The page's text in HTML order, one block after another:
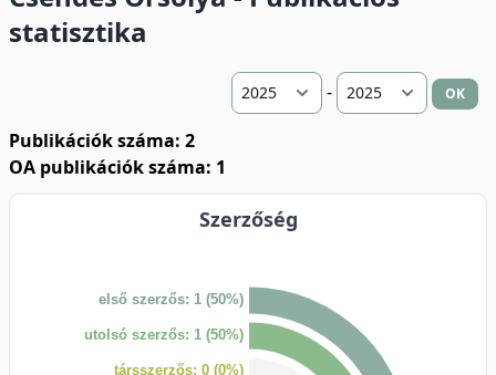
statisztika
- OK
Publikációk száma: 2
OA publikációk száma: 1
Szerzőség
első szerzős: 1 (50%)
utolsó szerzős: 1 (50%)
társszerzős: 0 (0%)